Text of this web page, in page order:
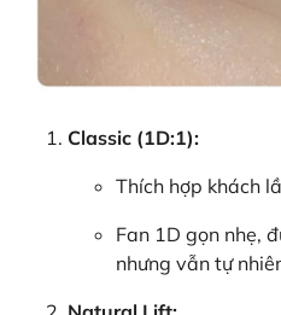
Classic (1D:1):
Thích hợp khách
Fan 1D gọn nhẹ,
nhưng vẫn tự